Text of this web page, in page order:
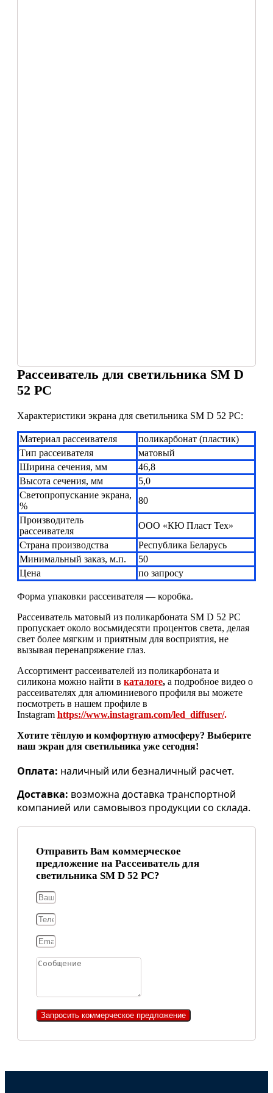
Рассеиватель для светильника SM D
52 PC
Характеристики экрана для светильника SM D 52 PC:
Материал рассеивателя
поликарбонат (пластик)
Тип рассеивателя
матовый
Ширина сечения, мм
46,8
Высота сечения, мм
5,0
Светопропускание экрана,
%
80
Производитель
рассеивателя
ООО «КЮ Пласт Тех»
Страна производства
Республика Беларусь
Минимальный заказ, м.п.
50
Цена
по запросу
Форма упаковки рассеивателя — коробка.
Рассеиватель матовый из поликарбоната SM D 52 PC
пропускает около восьмидесяти процентов света, делая
свет более мягким и приятным для восприятия, не
вызывая перенапряжение глаз.
Ассортимент рассеивателей из поликарбоната и
силикона можно найти в каталоге, а подробное видео о
рассеивателях для алюминиевого профиля вы можете
посмотреть в нашем профиле в
Instagram https://www.instagram.com/led_diffuser/.
Хотите тёплую и комфортную атмосферу? Выберите
наш экран для светильника уже сегодня!
Оплата: наличный или безналичный расчет.
Доставка: возможна доставка транспортной
компанией или самовывоз продукции со склада.
Отправить Вам коммерческое
предложение на Рассеиватель для
светильника SM D 52 PC?
Запросить коммерческое предложение